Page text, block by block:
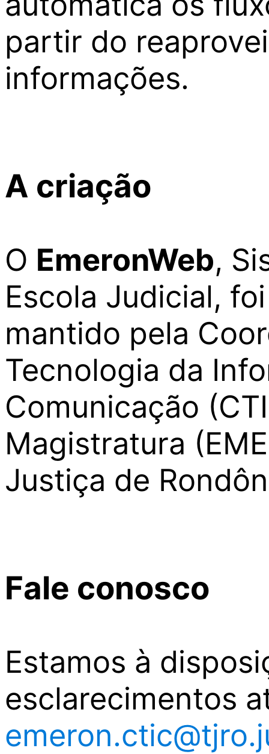
partir do
informações.
A criação
O EmeronWeb,
Escola Judicial,
mantido pela
Tecnologia da
Comunicação
Magistratura
Justiça de
Fale conosco
Estamos à
esclarecimentos